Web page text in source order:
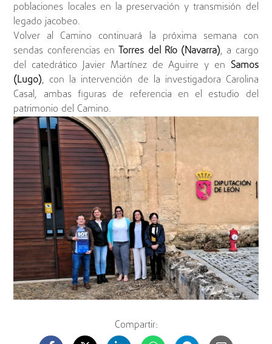
poblaciones locales en la preservación y transmisión del
legado jacobeo.
Volver al Camino continuará la próxima semana con
sendas conferencias enTorres del Río (Navarra), a cargo
del catedrático Javier Martínez de Aguirre y en Samos
(Lugo), con la intervención de la investigadora Carolina
Casal, ambas figuras de referencia en el estudio del
patrimonio del Camino.
Compartir: